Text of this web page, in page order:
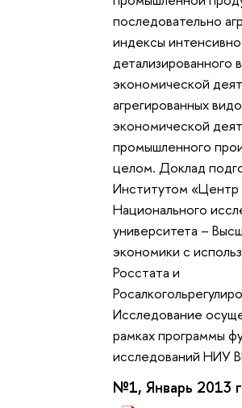
последовательно
индексы
детализированного
экономической
агрегированных
экономической
промышленного
целом. Доклад
Институтом «Центр
Национального
университета –
экономики с
Росстата и
Исследование
рамках программы
исследований НИУ
№1, Январь 2013